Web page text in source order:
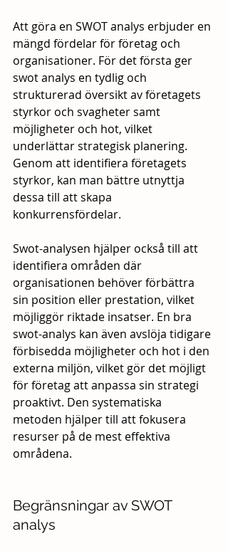
Att göra en SWOT analys erbjuder en
mängd fördelar för företag och
organisationer. För det första ger
swot analys en tydlig och
strukturerad översikt av företagets
styrkor och svagheter samt
möjligheter och hot, vilket
underlättar strategisk planering.
Genom att identifiera företagets
styrkor, kan man bättre utnyttja
dessa till att skapa
konkurrensfördelar.
Swot-analysen hjälper också till att
identifiera områden där
organisationen behöver förbättra
sin position eller prestation, vilket
möjliggör riktade insatser. En bra
swot-analys kan även avslöja tidigare
förbisedda möjligheter och hot i den
externa miljön, vilket gör det möjligt
för företag att anpassa sin strategi
proaktivt. Den systematiska
metoden hjälper till att fokusera
resurser på de mest effektiva
områdena.
Begränsningar av SWOT
analys